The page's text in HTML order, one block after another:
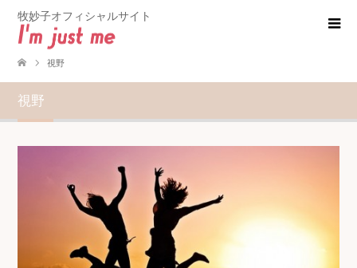
牧妙子オフィシャルサイト
視野
視野